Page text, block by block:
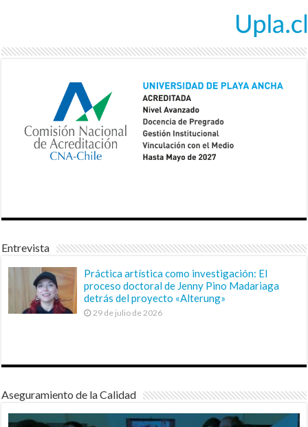
Entrevista
Práctica artística como investigación: El
proceso doctoral de Jenny Pino Madariaga
detrás del proyecto «Alterung»
29 de julio de 2026
Aseguramiento de la Calidad